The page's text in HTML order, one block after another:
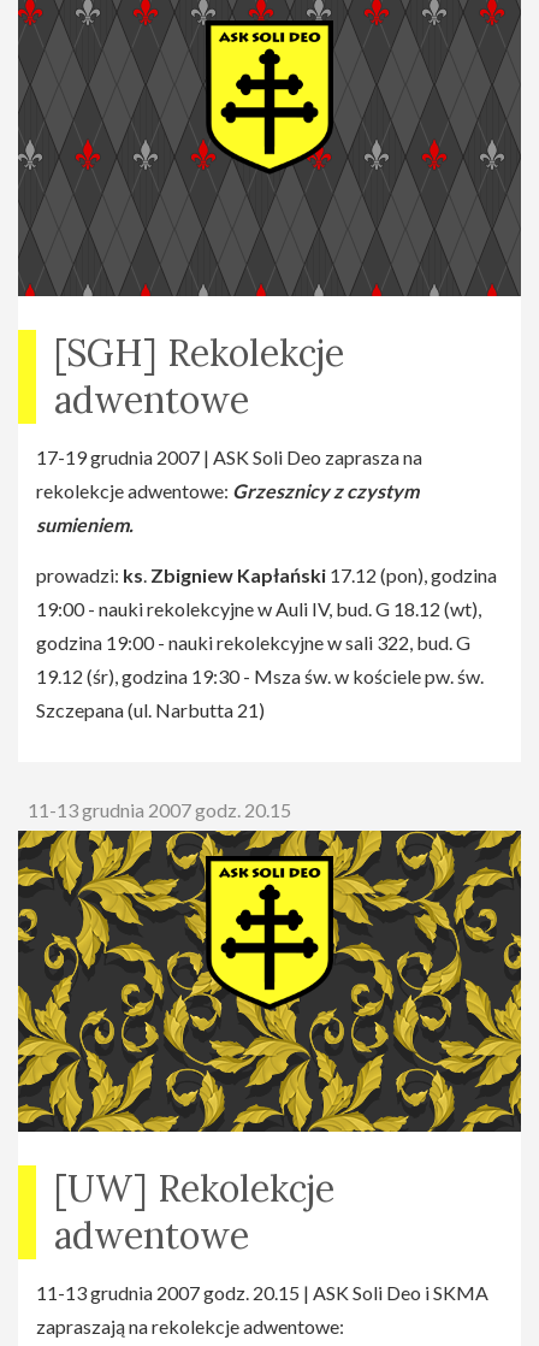
[SGH] Rekolekcje
adwentowe
17-19 grudnia 2007 | ASK Soli Deo zaprasza na
rekolekcje adwentowe: Grzesznicy z czystym
sumieniem.
prowadzi: ks. Zbigniew Kapłański 17.12 (pon), godzina
19:00 - nauki rekolekcyjne w Auli IV, bud. G 18.12 (wt),
godzina 19:00 - nauki rekolekcyjne w sali 322, bud. G
19.12 (śr), godzina 19:30 - Msza św. w kościele pw. św.
Szczepana (ul. Narbutta 21)
11-13 grudnia 2007 godz. 20.15
[UW] Rekolekcje
adwentowe
11-13 grudnia 2007 godz. 20.15 | ASK Soli Deo i SKMA
zapraszają na rekolekcje adwentowe: